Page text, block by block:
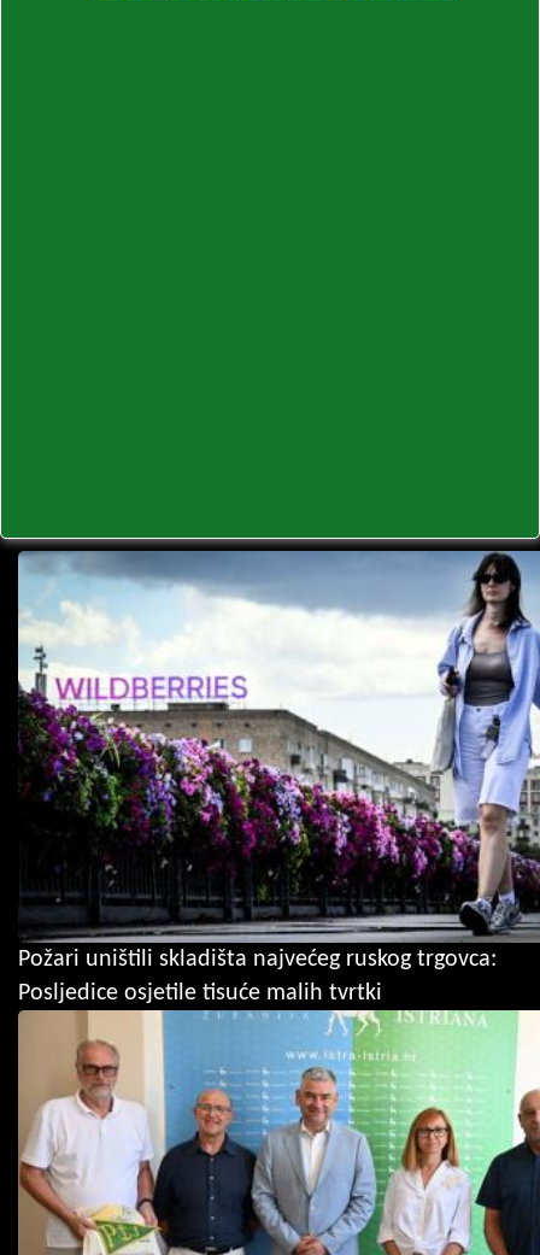
Požari uništili skladišta najvećeg ruskog trgovca:
Posljedice osjetile tisuće malih tvrtki